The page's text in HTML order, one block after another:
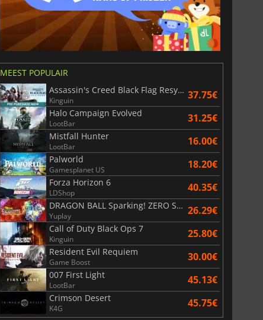
MEEST POPULAIR
Assassin's Creed Black Flag Resynced
Kinguin 37.75€
Halo Campaign Evolved
LootBar 31.25€
Mistfall Hunter
LootBar 16.00€
Palworld
Gamesplanet US 18.20€
Forza Horizon 6
LDShop 40.35€
DRAGON BALL Sparking! ZERO Super Limit Breaking NEO
Yuplay 26.29€
Call of Duty Black Ops 7
Kinguin 25.80€
Resident Evil Requiem
Game Boost 30.00€
007 First Light
LootBar 45.13€
Crimson Desert
K4G 45.75€